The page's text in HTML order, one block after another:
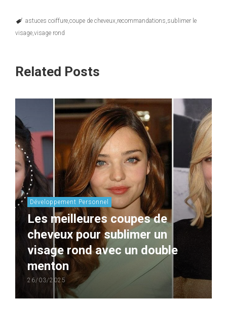
astuces coiffure coupe de cheveux recommandations sublimer le
visage visage rond
Related Posts
Développement Personnel
Les meilleures coupes de
cheveux pour sublimer un
visage rond avec un double
menton
26/03/2025